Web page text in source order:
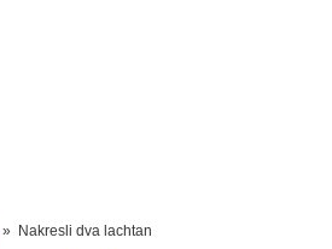
» Nakresli dva lachtan